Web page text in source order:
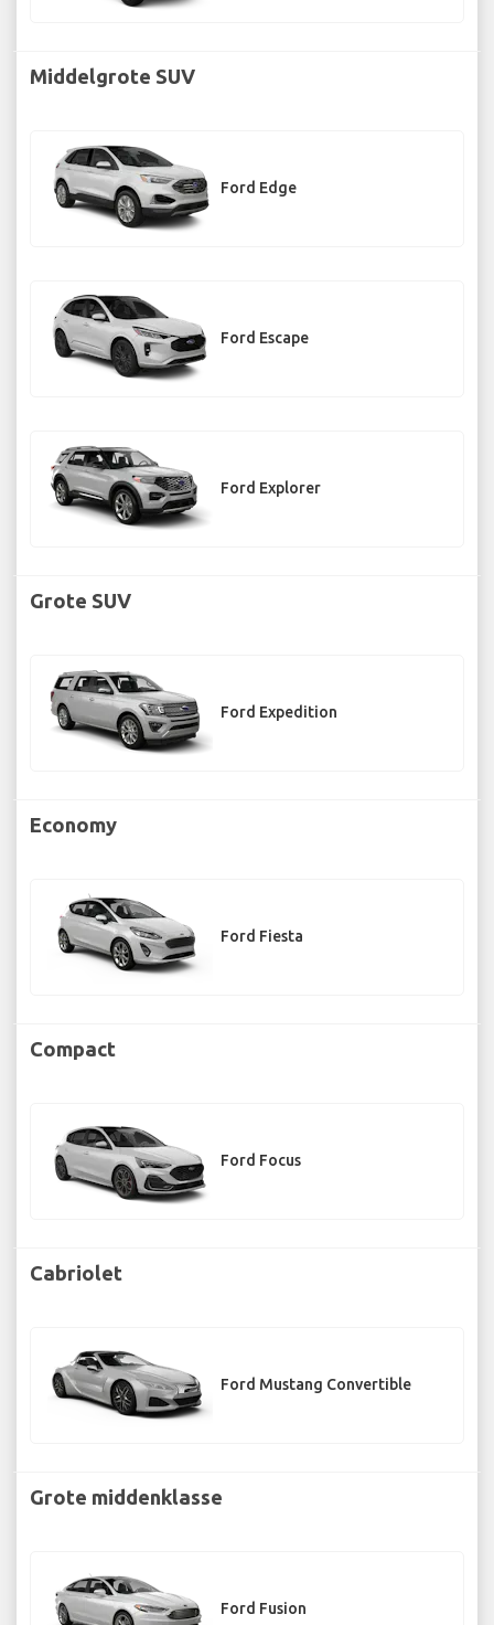
Middelgrote SUV
Ford Edge
Ford Escape
Ford Explorer
Grote SUV
Ford Expedition
Economy
Ford Fiesta
Compact
Ford Focus
Cabriolet
Ford Mustang Convertible
Grote middenklasse
Ford Fusion